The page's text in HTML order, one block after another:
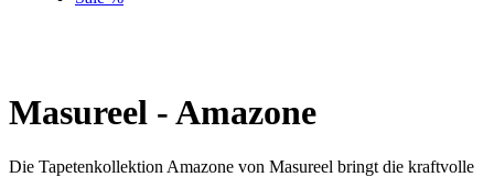
Masureel - Amazone
Die Tapetenkollektion Amazone von Masureel bringt die kraftvolle